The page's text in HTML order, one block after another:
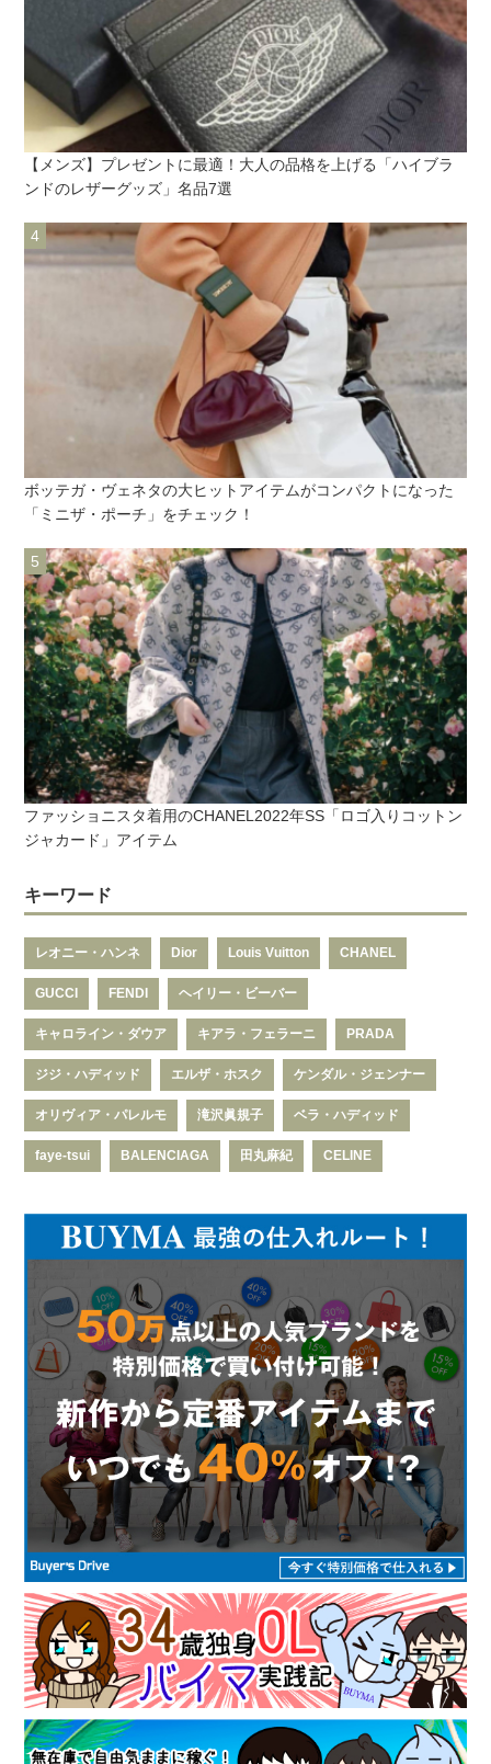
【メンズ】プレゼントに最適！大人の品格を上げる「ハイブラ
ンドのレザーグッズ」名品7選
ボッテガ・ヴェネタの大ヒットアイテムがコンパクトになった
「ミニザ・ポーチ」をチェック！
ファッショニスタ着用のCHANEL2022年SS「ロゴ入りコットン
ジャカード」アイテム
キーワード
レオニー・ハンネ Dior Louis Vuitton CHANEL
GUCCI FENDI ヘイリー・ビーバー
キャロライン・ダウア キアラ・フェラーニ PRADA
ジジ・ハディッド エルザ・ホスク ケンダル・ジェンナー
オリヴィア・パレルモ 滝沢眞規子 ベラ・ハディッド
faye-tsui BALENCIAGA 田丸麻紀 CELINE